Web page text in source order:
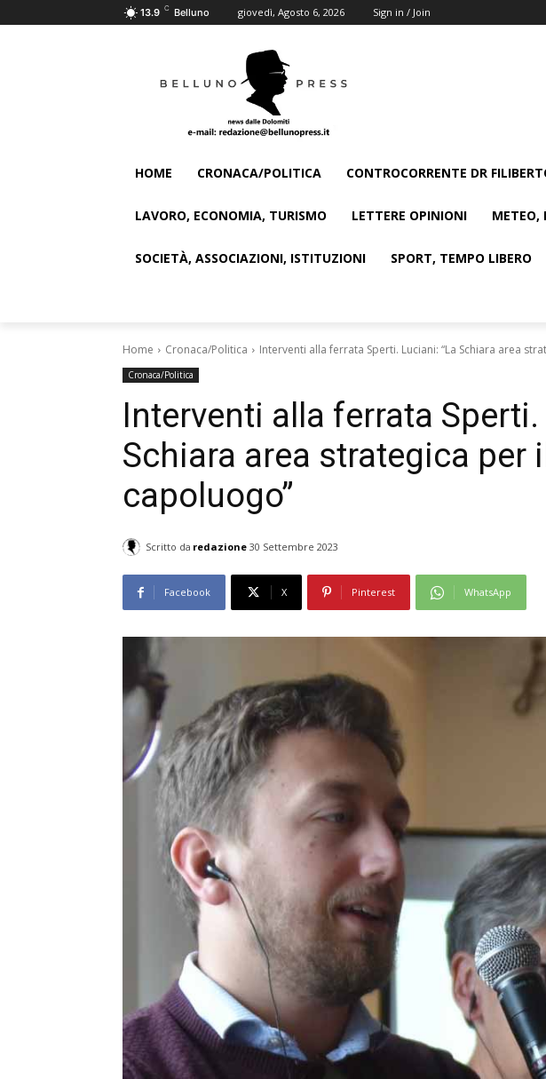
13.9 C Belluno giovedì, Agosto 6, 2026 Sign in / Join
HOME CRONACA/POLITICA CONTROCORRENTE DR
LAVORO, ECONOMIA, TURISMO LETTERE OPINIONI METEO,
SOCIETÀ, ASSOCIAZIONI, ISTITUZIONI SPORT, TEMPO LIBERO
Home Cronaca/Politica Interventi alla ferrata Sperti. Luciani: “La Schiara area
Cronaca/Politica
Interventi alla ferrata Sperti.
Schiara area strategica per
capoluogo”
Scritto da redazione 30 Settembre 2023
Facebook X Pinterest WhatsApp